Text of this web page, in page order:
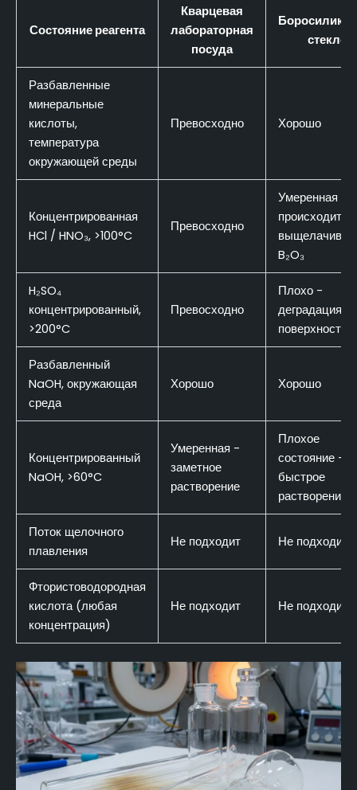
Состояние реагента
Кварцевая
лабораторная
посуда
стекло
Разбавленные
минеральные
кислоты,
температура
окружающей среды
Превосходно Хорошо
Концентрированная
HCl / HNO₃, >100°C
Превосходно
Умеренная -
происходит
B₂O₃
H₂SO₄
концентрированный,
>200°C
Превосходно
Плохо -
деградация
поверхности
Разбавленный
NaOH, окружающая
среда
Хорошо Хорошо
Концентрированный
NaOH, >60°C
Умеренная -
заметное
растворение
Плохое
состояние -
быстрое
растворение
Поток щелочного
плавления
Не подходит Не подходит
Фтористоводородная
кислота (любая
концентрация)
Не подходит Не подходит